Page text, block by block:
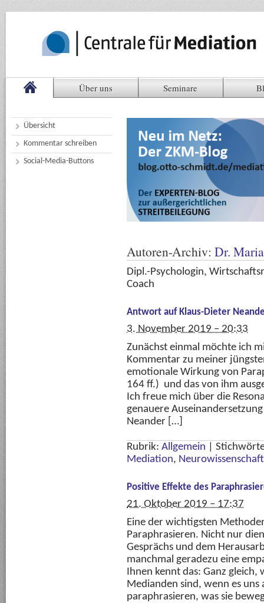
Über uns Seminare
Übersicht
Kommentar schreiben
Social-Media-Buttons
Autoren-Archiv: Dr.
Dipl.-Psychologin,
Coach
Antwort auf Klaus-Dieter
3. November 2019 – 20:33
Zunächst einmal möchte ich
Kommentar zu meiner
emotionale Wirkung von
164 ff.) und das von ihm
Ich freue mich über die
genauere
Neander […]
Rubrik: Allgemein
Mediation, Neurowissenschaft
Positive Effekte des
21. Oktober 2019 – 17:37
Eine der wichtigsten
Paraphrasieren. Nicht nur
Gesprächs und dem
manchmal geradezu eine
Ihnen kennt das: Ganz
Medianden sind, wenn es
paraphrasieren, was sie